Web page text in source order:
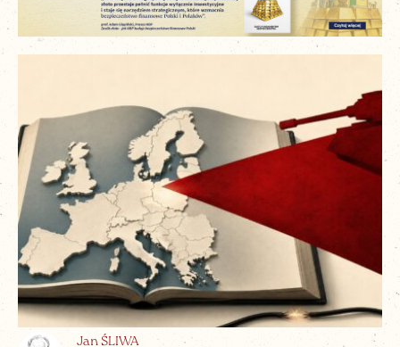
Jan ŚLIWA